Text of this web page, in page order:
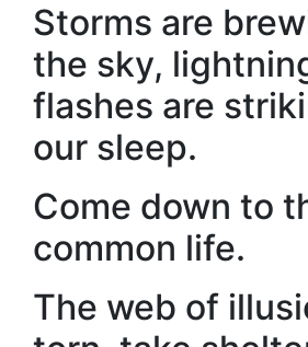
Storms are
the sky,
flashes are
our sleep.
Come down to
common life.
The web of